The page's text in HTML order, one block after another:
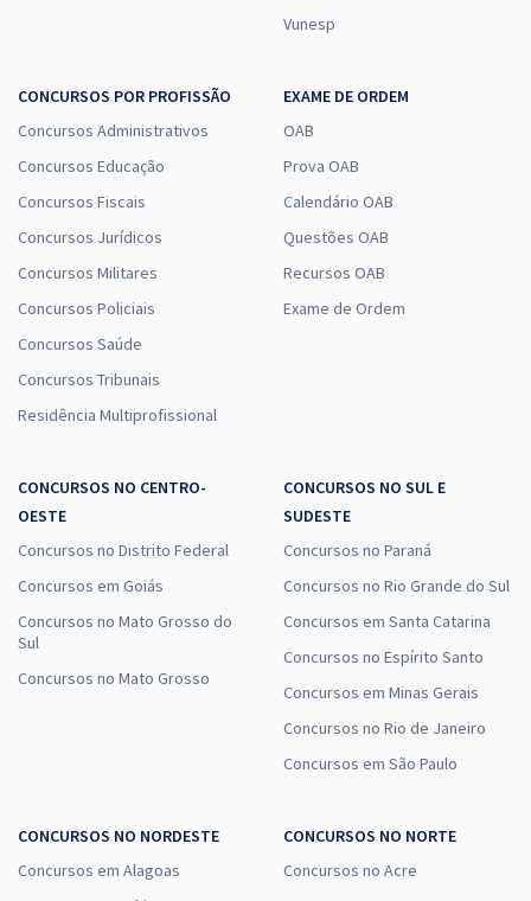
Vunesp
CONCURSOS POR PROFISSÃO
Concursos Administrativos
Concursos Educação
Concursos Fiscais
Concursos Jurídicos
Concursos Militares
Concursos Policiais
Concursos Saúde
Concursos Tribunais
Residência Multiprofissional
EXAME DE ORDEM
OAB
Prova OAB
Calendário OAB
Questões OAB
Recursos OAB
Exame de Ordem
CONCURSOS NO CENTRO-
OESTE
Concursos no Distrito Federal
Concursos em Goiás
Concursos no Mato Grosso do
Sul
Concursos no Mato Grosso
CONCURSOS NO SUL E
SUDESTE
Concursos no Paraná
Concursos no Rio Grande do Sul
Concursos em Santa Catarina
Concursos no Espírito Santo
Concursos em Minas Gerais
Concursos no Rio de Janeiro
Concursos em São Paulo
CONCURSOS NO NORDESTE
Concursos em Alagoas
CONCURSOS NO NORTE
Concursos no Acre